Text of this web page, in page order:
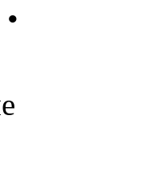
•